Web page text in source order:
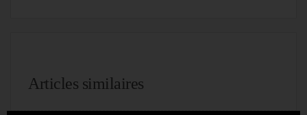
Articles similaires